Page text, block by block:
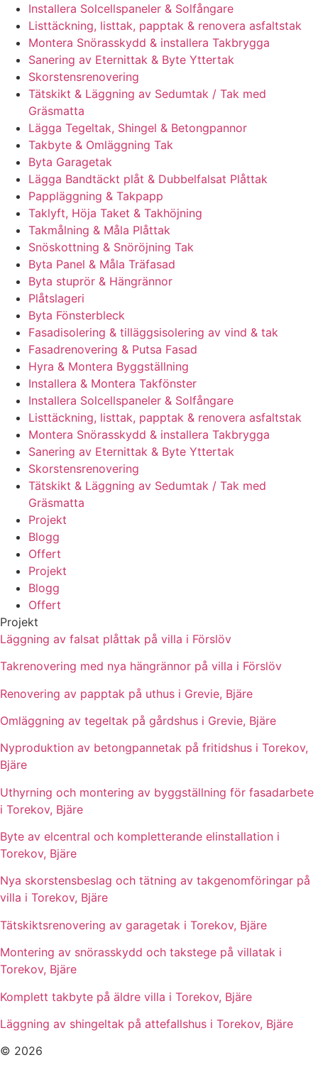
Installera Solcellspaneler & Solfångare
Listtäckning, listtak, papptak & renovera asfaltstak
Montera Snörasskydd & installera Takbrygga
Sanering av Eternittak & Byte Yttertak
Skorstensrenovering
Tätskikt & Läggning av Sedumtak / Tak med
Gräsmatta
Lägga Tegeltak, Shingel & Betongpannor
Takbyte & Omläggning Tak
Byta Garagetak
Lägga Bandtäckt plåt & Dubbelfalsat Plåttak
Pappläggning & Takpapp
Taklyft, Höja Taket & Takhöjning
Takmålning & Måla Plåttak
Snöskottning & Snöröjning Tak
Byta Panel & Måla Träfasad
Byta stuprör & Hängrännor
Plåtslageri
Byta Fönsterbleck
Fasadisolering & tilläggsisolering av vind & tak
Fasadrenovering & Putsa Fasad
Hyra & Montera Byggställning
Installera & Montera Takfönster
Installera Solcellspaneler & Solfångare
Listtäckning, listtak, papptak & renovera asfaltstak
Montera Snörasskydd & installera Takbrygga
Sanering av Eternittak & Byte Yttertak
Skorstensrenovering
Tätskikt & Läggning av Sedumtak / Tak med
Gräsmatta
Projekt
Blogg
Offert
Projekt
Blogg
Offert
Projekt
Läggning av falsat plåttak på villa i Förslöv
Takrenovering med nya hängrännor på villa i Förslöv
Renovering av papptak på uthus i Grevie, Bjäre
Omläggning av tegeltak på gårdshus i Grevie, Bjäre
Nyproduktion av betongpannetak på fritidshus i Torekov,
Bjäre
Uthyrning och montering av byggställning för fasadarbete
i Torekov, Bjäre
Byte av elcentral och kompletterande elinstallation i
Torekov, Bjäre
Nya skorstensbeslag och tätning av takgenomföringar på
villa i Torekov, Bjäre
Tätskiktsrenovering av garagetak i Torekov, Bjäre
Montering av snörasskydd och takstege på villatak i
Torekov, Bjäre
Komplett takbyte på äldre villa i Torekov, Bjäre
Läggning av shingeltak på attefallshus i Torekov, Bjäre
© 2026